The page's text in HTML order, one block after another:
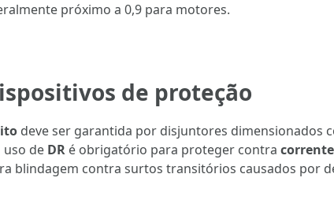
próximo a 0,9 para motores.
de proteção
deve ser garantida por disjuntores dimensionados
de DR é obrigatório para proteger contra
blindagem contra surtos transitórios causados por